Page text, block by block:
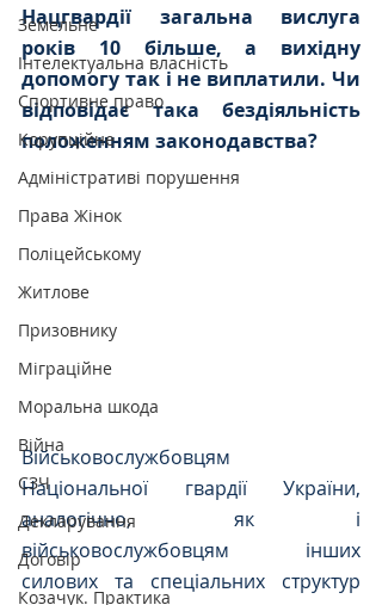
Земельне
Інтелектуальна власність
Спортивне право
Корупційне
Адміністративі порушення
Права Жінок
Поліцейському
Житлове
Призовнику
Міграційне
Моральна шкода
Війна
СЗЧ
Декларування
Договір
Козачук. Практика
Нацгвардії загальна вислуга
років 10 більше, а вихідну
допомогу так і не виплатили. Чи
відповідає така бездіяльність
положенням законодавства?
Військовослужбовцям
Національної гвардії України,
аналогічно, як і
військовослужбовцям інших
силових та спеціальних структур